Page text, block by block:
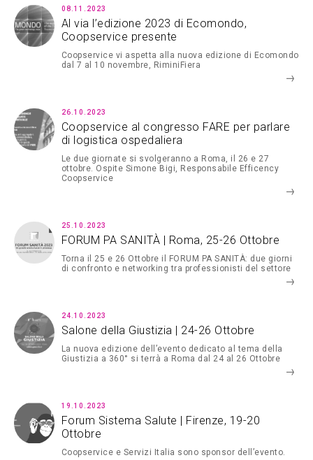
08.11.2023
Al via l’edizione 2023 di Ecomondo,
Coopservice presente
Coopservice vi aspetta alla nuova edizione di Ecomondo
dal 7 al 10 novembre, RiminiFiera
26.10.2023
Coopservice al congresso FARE per parlare
di logistica ospedaliera
Le due giornate si svolgeranno a Roma, il 26 e 27
ottobre. Ospite Simone Bigi, Responsabile Efficency
Coopservice
25.10.2023
FORUM PA SANITÀ | Roma, 25-26 Ottobre
Torna il 25 e 26 Ottobre il FORUM PA SANITÀ: due giorni
di confronto e networking tra professionisti del settore
24.10.2023
Salone della Giustizia | 24-26 Ottobre
La nuova edizione dell’evento dedicato al tema della
Giustizia a 360° si terrà a Roma dal 24 al 26 Ottobre
19.10.2023
Forum Sistema Salute | Firenze, 19-20
Ottobre
Coopservice e Servizi Italia sono sponsor dell’evento.